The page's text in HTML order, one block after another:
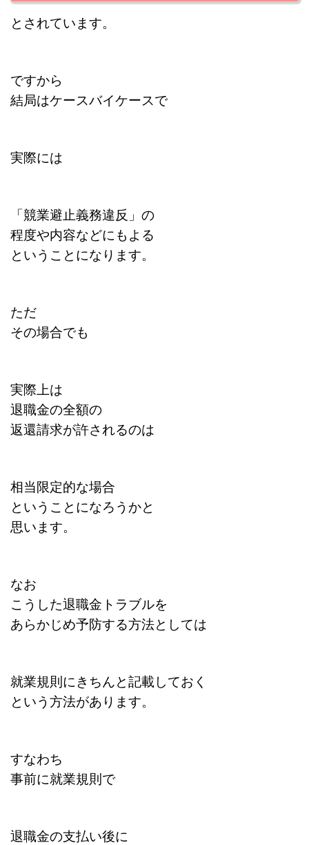
とされています。
ですから
結局はケースバイケースで
実際には
「競業避止義務違反」の
程度や内容などにもよる
ということになります。
ただ
その場合でも
実際上は
退職金の全額の
返還請求が許されるのは
相当限定的な場合
ということになろうかと
思います。
なお
こうした退職金トラブルを
あらかじめ予防する方法としては
就業規則にきちんと記載しておく
という方法があります。
すなわち
事前に就業規則で
退職金の支払い後に